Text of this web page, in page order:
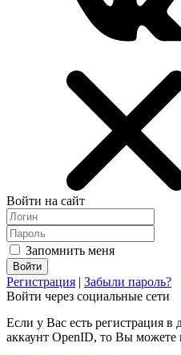
Войти на сайт
Запомнить меня
Регистрация | Забыли пароль?
Войти через социальные сети
Если у Вас есть регистрация в
аккаунт OpenID, то Вы можете